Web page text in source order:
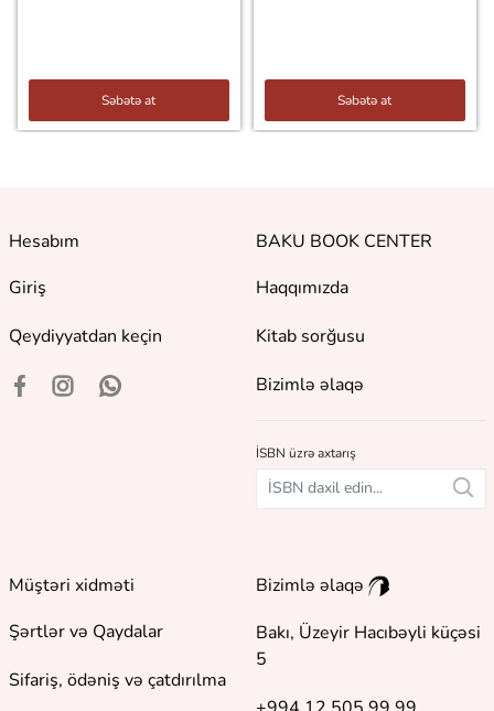
Səbətə at Səbətə at
Hesabım
Giriş
Qeydiyyatdan keçin
BAKU BOOK CENTER
Haqqımızda
Kitab sorğusu
Bizimlə əlaqə
İSBN üzrə axtarış
Müştəri xidməti
Şərtlər və Qaydalar
Sifariş, ödəniş və çatdırılma
Bizimlə əlaqə
Bakı, Üzeyir Hacıbəyli küçəsi
5